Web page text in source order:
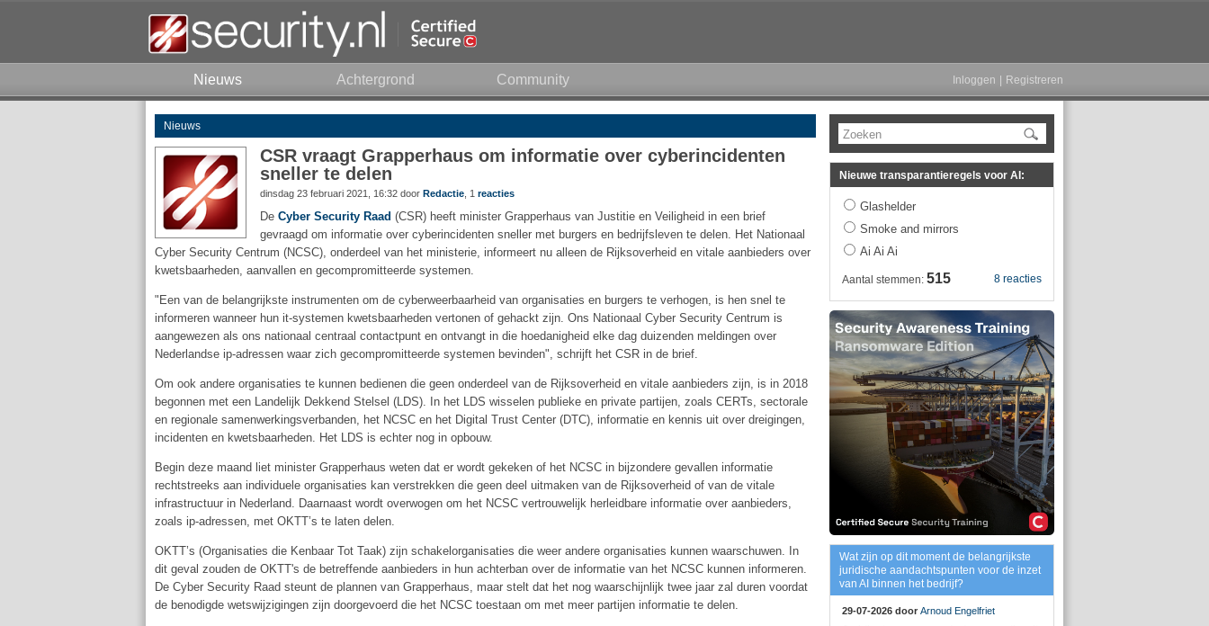
Nieuws Achtergrond Community Inloggen Registreren
Nieuws
CSR vraagt Grapperhaus om informatie over cyberincidenten
sneller te delen
dinsdag 23 februari 2021, 16:32 door Redactie , 1 reacties
De Cyber Security Raad (CSR) heeft minister Grapperhaus van Justitie en Veiligheid in een brief
gevraagd om informatie over cyberincidenten sneller met burgers en bedrijfsleven te delen. Het Nationaal
Cyber Security Centrum (NCSC), onderdeel van het ministerie, informeert nu alleen de Rijksoverheid en vitale aanbieders over
kwetsbaarheden, aanvallen en gecompromitteerde systemen.
"Een van de belangrijkste instrumenten om de cyberweerbaarheid van organisaties en burgers te verhogen, is hen snel te
informeren wanneer hun it-systemen kwetsbaarheden vertonen of gehackt zijn. Ons Nationaal Cyber Security Centrum is
aangewezen als ons nationaal centraal contactpunt en ontvangt in die hoedanigheid elke dag duizenden meldingen over
Nederlandse ip-adressen waar zich gecompromitteerde systemen bevinden", schrijft het CSR in de brief.
Om ook andere organisaties te kunnen bedienen die geen onderdeel van de Rijksoverheid en vitale aanbieders zijn, is in 2018
begonnen met een Landelijk Dekkend Stelsel (LDS). In het LDS wisselen publieke en private partijen, zoals CERTs, sectorale
en regionale samenwerkingsverbanden, het NCSC en het Digital Trust Center (DTC), informatie en kennis uit over dreigingen,
incidenten en kwetsbaarheden. Het LDS is echter nog in opbouw.
Begin deze maand liet minister Grapperhaus weten dat er wordt gekeken of het NCSC in bijzondere gevallen informatie
rechtstreeks aan individuele organisaties kan verstrekken die geen deel uitmaken van de Rijksoverheid of van de vitale
infrastructuur in Nederland. Daarnaast wordt overwogen om het NCSC vertrouwelijk herleidbare informatie over aanbieders,
zoals ip-adressen, met OKTT’s te laten delen.
OKTT’s (Organisaties die Kenbaar Tot Taak) zijn schakelorganisaties die weer andere organisaties kunnen waarschuwen. In
dit geval zouden de OKTT's de betreffende aanbieders in hun achterban over de informatie van het NCSC kunnen informeren.
De Cyber Security Raad steunt de plannen van Grapperhaus, maar stelt dat het nog waarschijnlijk twee jaar zal duren voordat
de benodigde wetswijzigingen zijn doorgevoerd die het NCSC toestaan om met meer partijen informatie te delen.
Zoeken
Nieuwe transparantieregels voor AI:
Glashelder
Smoke and mirrors
Ai Ai Ai
8 reacties
Aantal stemmen: 515
Wat zijn op dit moment de belangrijkste
juridische aandachtspunten voor de inzet
van AI binnen het bedrijf?
29-07-2026 door Arnoud Engelfriet